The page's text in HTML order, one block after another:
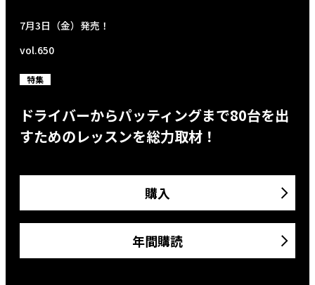
7月3日（金）発売！
vol.650
特集
ドライバーからパッティングまで80台を出
すためのレッスンを総力取材！
購入
年間購読